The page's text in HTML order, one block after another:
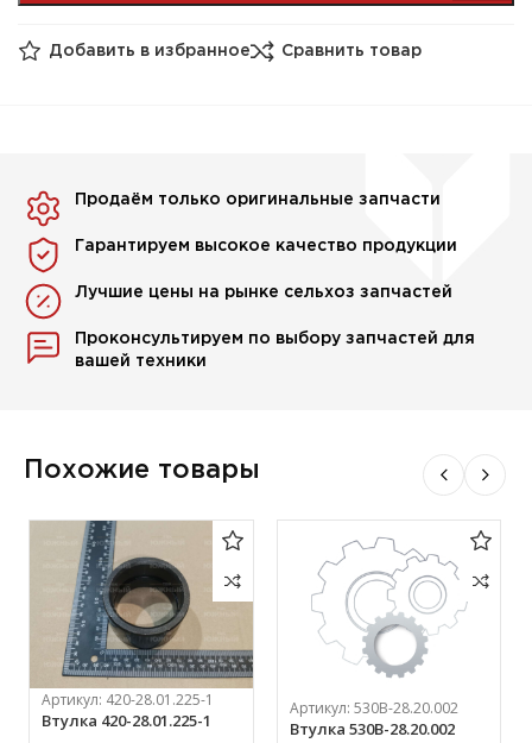
Добавить в избранное Сравнить товар
Продаём только оригинальные запчасти
Гарантируем высокое качество продукции
Лучшие цены на рынке сельхоз запчастей
Проконсультируем по выбору запчастей для
вашей техники
Похожие товары
Артикул: 420-28.01.225-1
Втулка 420-28.01.225-1
Артикул: 530В-28.20.002
Втулка 530В-28.20.002